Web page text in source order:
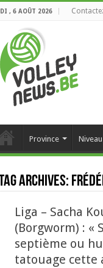
, 6 AOÛT 2026
Province Niveau
Archives:
Liga – Sacha
(Borgworm) : «
septième ou
tatouage cette